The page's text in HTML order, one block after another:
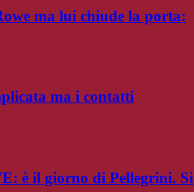
ma lui chiude la porta:
ma i contatti
è il giorno di Pellegrini. Si